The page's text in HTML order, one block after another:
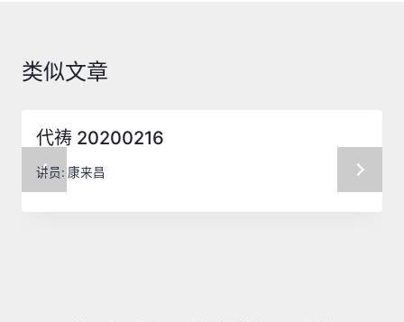
类似文章
代祷 20200216
讲员: 康来昌